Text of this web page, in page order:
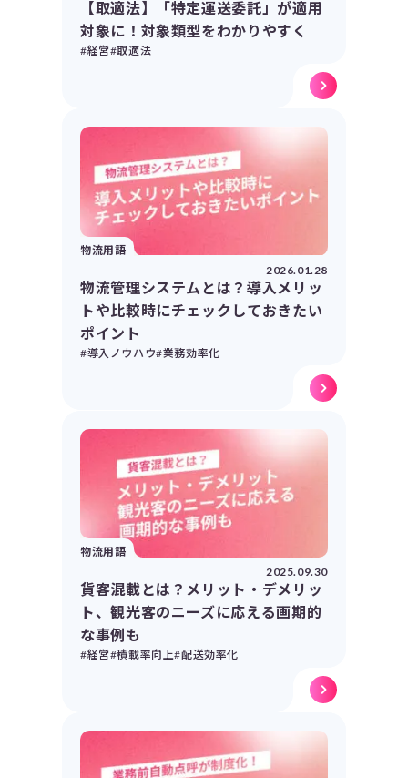
【取適法】「特定運送委託」が適用
対象に！対象類型をわかりやすく
#経営#取適法
物流用語
2026.01.28
物流管理システムとは？導入メリッ
トや比較時にチェックしておきたい
ポイント
#導入ノウハウ#業務効率化
物流用語
2025.09.30
貨客混載とは？メリット・デメリッ
ト、観光客のニーズに応える画期的
な事例も
#経営#積載率向上#配送効率化